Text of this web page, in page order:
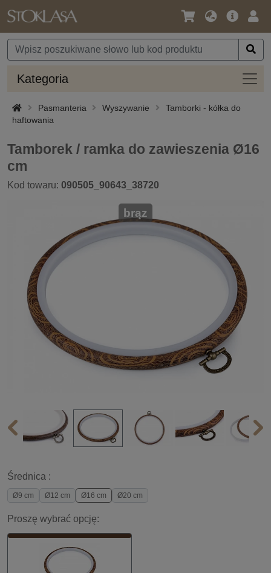
Język
Waluta
Oferta
Kategoria
Pasmanteria Wyszywanie
Tamborki - kółka do
haftowania
Tamborek / ramka do zawieszenia Ø16
cm
Kod towaru: 090505_90643_38720
brąz
Średnica :
Ø9 cm Ø12 cm Ø16 cm Ø20 cm
Proszę wybrać opcję: